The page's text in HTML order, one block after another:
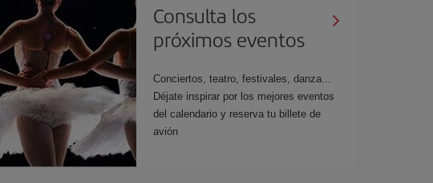
Consulta los
próximos eventos
Conciertos, teatro, festivales, danza...
Déjate inspirar por los mejores eventos
del calendario y reserva tu billete de
avión